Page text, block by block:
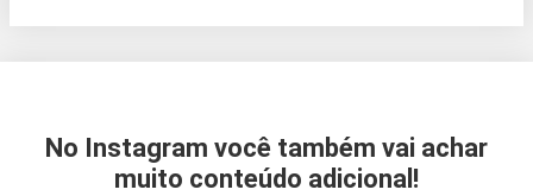
No Instagram você também vai achar
muito conteúdo adicional!